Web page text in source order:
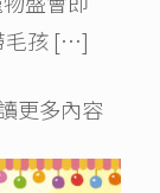
孩[…]
更多內容